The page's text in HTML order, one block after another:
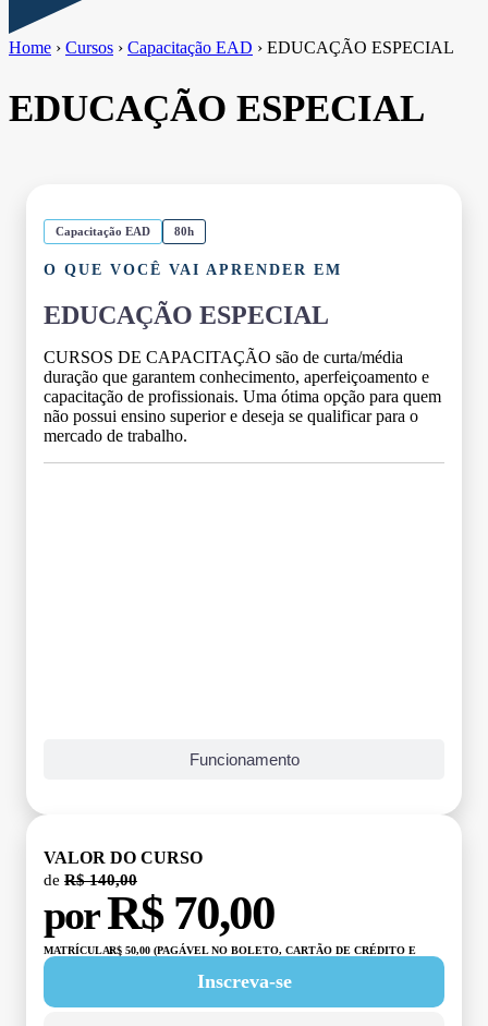
Home › Cursos › Capacitação EAD › EDUCAÇÃO ESPECIAL
EDUCAÇÃO ESPECIAL
Capacitação EAD 80h
O QUE VOCÊ VAI APRENDER EM
EDUCAÇÃO ESPECIAL
CURSOS DE CAPACITAÇÃO são de curta/média
duração que garantem conhecimento, aperfeiçoamento e
capacitação de profissionais. Uma ótima opção para quem
não possui ensino superior e deseja se qualificar para o
mercado de trabalho.
Funcionamento
VALOR DO CURSO
de R$ 140,00
porR$ 70,00
MATRÍCULA:R$ 50,00 (PAGÁVEL NO BOLETO, CARTÃO DE CRÉDITO E
Inscreva-se